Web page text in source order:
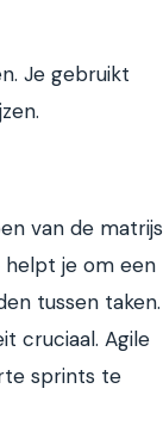
Je gebruikt
van de matrijs
helpt je om een
tussen taken.
cruciaal. Agile
sprints te